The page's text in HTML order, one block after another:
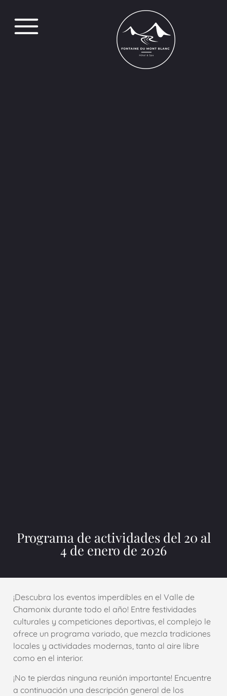
Programa de actividades del 20 al
4 de enero de 2026
¡Descubra los eventos imperdibles en el Valle de
Chamonix durante todo el año! Entre festividades
culturales y competiciones deportivas, el complejo le
ofrece un programa variado, que mezcla tradiciones
locales y actividades modernas, tanto al aire libre
como en el interior.
¡No te pierdas ninguna reunión importante! Encuentre
a continuación una descripción general de los